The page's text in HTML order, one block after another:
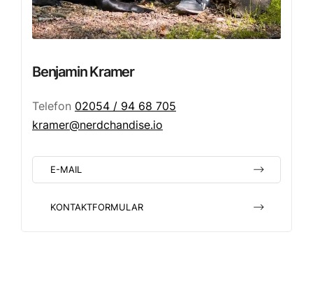
Benjamin Kramer
Telefon 02054 / 94 68 705
kramer@nerdchandise.io
E-MAIL
KONTAKTFORMULAR